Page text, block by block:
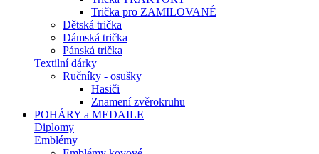
Trička pro ZAMILOVANÉ
Dětská trička
Dámská trička
Pánská trička
Textilní dárky
Ručníky - osušky
Hasiči
Znamení zvěrokruhu
POHÁRY a MEDAILE
Diplomy
Emblémy